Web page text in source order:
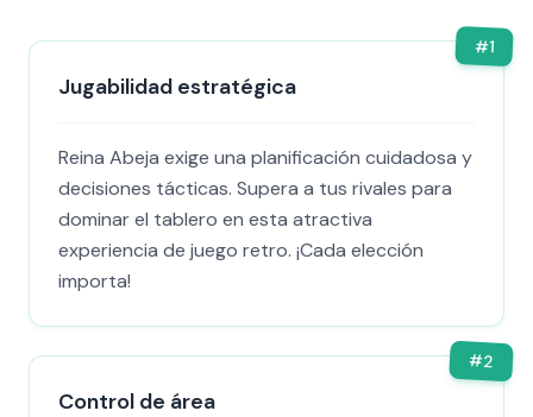
#1
Jugabilidad estratégica
Reina Abeja exige una planificación cuidadosa y
decisiones tácticas. Supera a tus rivales para
dominar el tablero en esta atractiva
experiencia de juego retro. ¡Cada elección
importa!
#2
Control de área